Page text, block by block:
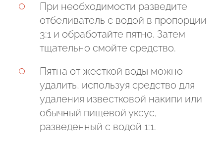
При необходимости разведите
отбеливатель с водой в пропорции
3:1 и обработайте пятно. Затем
тщательно смойте средство.
Пятна от жесткой воды можно
удалить, используя средство для
удаления известковой накипи или
обычный пищевой уксус,
разведенный с водой 1:1.